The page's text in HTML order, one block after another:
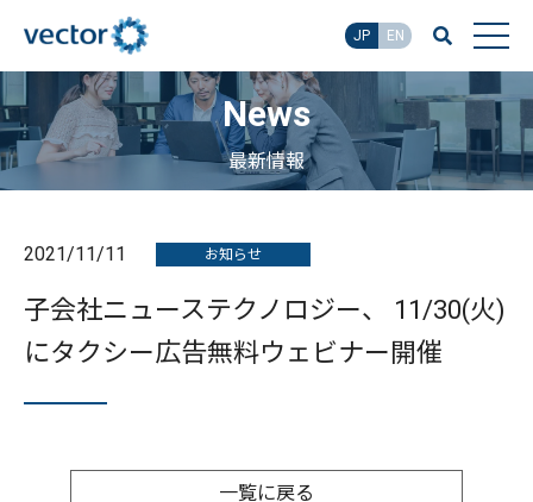
JP EN
News
最新情報
2021/11/11 お知らせ
子会社ニューステクノロジー、 11/30(火)
にタクシー広告無料ウェビナー開催
一覧に戻る